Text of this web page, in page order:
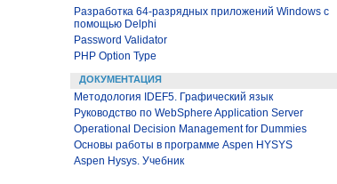
Разработка 64-разрядных приложений Windows с
помощью Delphi
Password Validator
PHP Option Type
ДОКУМЕНТАЦИЯ
Методология IDEF5. Графический язык
Руководство по WebSphere Application Server
Operational Decision Management for Dummies
Основы работы в программе Aspen HYSYS
Aspen Hysys. Учебник